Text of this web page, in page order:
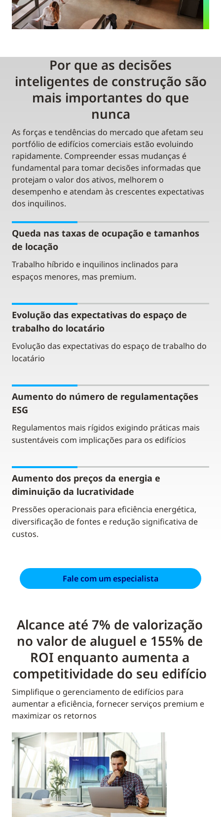
Por que as decisões
inteligentes de construção são
mais importantes do que
nunca
As forças e tendências do mercado que afetam seu
portfólio de edifícios comerciais estão evoluindo
rapidamente. Compreender essas mudanças é
fundamental para tomar decisões informadas que
protejam o valor dos ativos, melhorem o
desempenho e atendam às crescentes expectativas
dos inquilinos.
Queda nas taxas de ocupação e tamanhos
de locação
Trabalho híbrido e inquilinos inclinados para
espaços menores, mas premium.
Evolução das expectativas do espaço de
trabalho do locatário
Evolução das expectativas do espaço de trabalho do
locatário
Aumento do número de regulamentações
ESG
Regulamentos mais rígidos exigindo práticas mais
sustentáveis com implicações para os edifícios
Aumento dos preços da energia e
diminuição da lucratividade
Pressões operacionais para eficiência energética,
diversificação de fontes e redução significativa de
custos.
Fale com um especialista
Alcance até 7% de valorização
no valor de aluguel e 155% de
ROI enquanto aumenta a
competitividade do seu edifício
Simplifique o gerenciamento de edifícios para
aumentar a eficiência, fornecer serviços premium e
maximizar os retornos